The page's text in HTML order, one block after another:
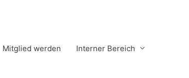
Mitglied werden Interner Bereich